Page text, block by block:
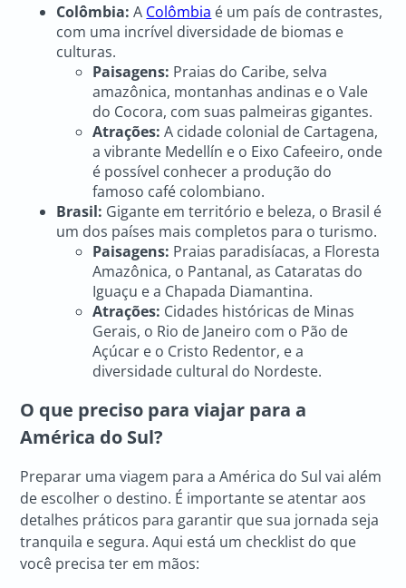
Colômbia: A Colômbia é um país de contrastes,
com uma incrível diversidade de biomas e
culturas.
Paisagens: Praias do Caribe, selva
amazônica, montanhas andinas e o Vale
do Cocora, com suas palmeiras gigantes.
Atrações: A cidade colonial de Cartagena,
a vibrante Medellín e o Eixo Cafeeiro, onde
é possível conhecer a produção do
famoso café colombiano.
Brasil: Gigante em território e beleza, o Brasil é
um dos países mais completos para o turismo.
Paisagens: Praias paradisíacas, a Floresta
Amazônica, o Pantanal, as Cataratas do
Iguaçu e a Chapada Diamantina.
Atrações: Cidades históricas de Minas
Gerais, o Rio de Janeiro com o Pão de
Açúcar e o Cristo Redentor, e a
diversidade cultural do Nordeste.
O que preciso para viajar para a
América do Sul?
Preparar uma viagem para a América do Sul vai além
de escolher o destino. É importante se atentar aos
detalhes práticos para garantir que sua jornada seja
tranquila e segura. Aqui está um checklist do que
você precisa ter em mãos: